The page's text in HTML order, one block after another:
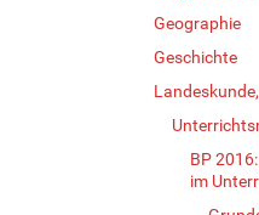
Geographie
Geschichte
BP
im